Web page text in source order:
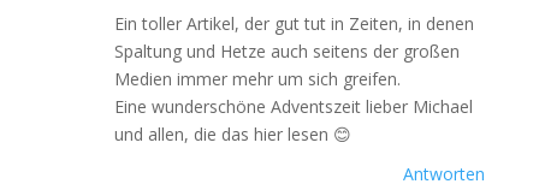
Ein toller Artikel, der gut tut in Zeiten, in denen
Spaltung und Hetze auch seitens der großen
Medien immer mehr um sich greifen.
Eine wunderschöne Adventszeit lieber Michael
und allen, die das hier lesen 😊
Antworten